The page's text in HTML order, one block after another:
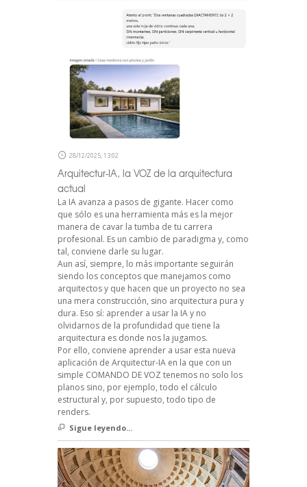
28/12/2025, 13:02
Arquitectur-IA, la VOZ de la arquitectura
actual
La IA avanza a pasos de gigante. Hacer como
que sólo es una herramienta más es la mejor
manera de cavar la tumba de tu carrera
profesional. Es un cambio de paradigma y, como
tal, conviene darle su lugar.
Aun así, siempre, lo más importante seguirán
siendo los conceptos que manejamos como
arquitectos y que hacen que un proyecto no sea
una mera construcción, sino arquitectura pura y
dura. Eso sí: aprender a usar la IA y no
olvidarnos de la profundidad que tiene la
arquitectura es donde nos la jugamos.
Por ello, conviene aprender a usar esta nueva
aplicación de Arquitectur-IA en la que con un
simple COMANDO DE VOZ tenemos no solo los
planos sino, por ejemplo, todo el cálculo
estructural y, por supuesto, todo tipo de
renders.
Sigue leyendo...